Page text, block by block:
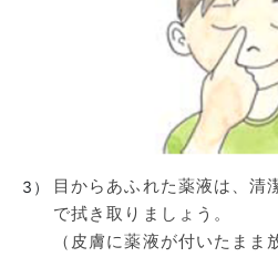
3）
目からあふれた薬液は、清
で拭き取りましょう。
（皮膚に薬液が付いたま